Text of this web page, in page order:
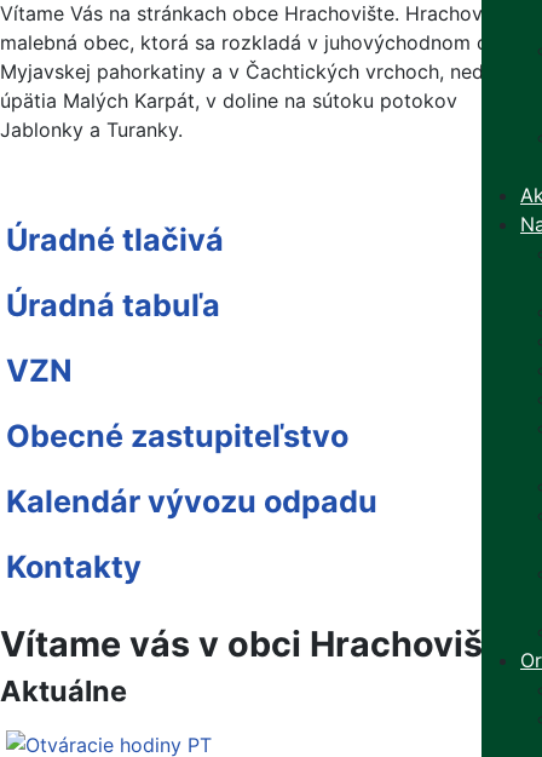
Vítame Vás na stránkach obce Hrachovište. Hrachovište je
malebná obec, ktorá sa rozkladá v juhovýchodnom cípe
Myjavskej pahorkatiny a v Čachtických vrchoch, neďaleko
úpätia Malých Karpát, v doline na sútoku potokov
Jablonky a Turanky.
Úradné tlačivá
Úradná tabuľa
VZN
Obecné zastupiteľstvo
Kalendár vývozu odpadu
Kontakty
Vítame vás v obci Hrachovište
Aktuálne